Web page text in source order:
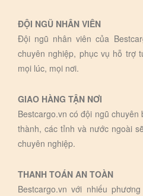
ĐỘI NGŨ NHÂN VIÊN
Đội ngũ nhân viên của
chuyên nghiệp, phục vụ hỗ trợ
mọi lúc, mọi nơi.
GIAO HÀNG TẬN NƠI
Bestcargo.vn có đội ngũ
thành, các tỉnh và nước ngoài
chuyên nghiệp.
THANH TOÁN AN TOÀN
Bestcargo.vn với nhiếu